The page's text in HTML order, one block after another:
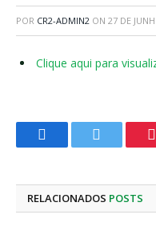
POR CR2-ADMIN2 ON 27 DE
Clique aqui para
FacebookTwitter
RELACIONADOS POSTS